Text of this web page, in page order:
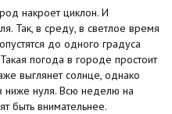
накроет циклон. И
Так, в среду, в светлое время
до одного градуса
погода в городе простоит
выглянет солнце, однако
ниже нуля. Всю неделю на
быть внимательнее.